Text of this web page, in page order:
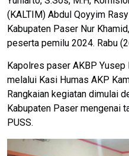
(KALTIM) Abdul Qoyyim
Kabupaten Paser Nur
peserta pemilu 2024. Rabu
Kapolres paser AKBP
melalui Kasi Humas AKP
Rangkaian kegiatan dimulai
Kabupaten Paser mengenai
PUSS.